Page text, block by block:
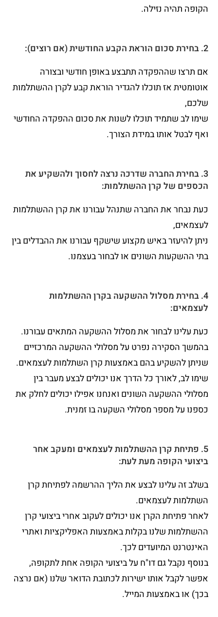
הקופה תהיה נזילה.
2. בחירת סכום הוראת הקבע החודשית (אם רוצים):
אם תרצו שההפקדה תתבצע באופן חודשי ובצורה
אוטומטית אז תוכלו להגדיר הוראת קבע לקרן ההשתלמות
שלכם,
שימו לב שתמיד תוכלו לשנות את סכום ההפקדה החודשי
ואף לבטל אותו במידת הצורך.
3. בחירת החברה שדרכה נרצה לחסוך ולהשקיע את
הכספים של קרן ההשתלמות:
כעת נבחר את החברה שתנהל עבורנו את קרן ההשתלמות
לעצמאים,
ניתן להיעזר באיש מקצוע שישקף עבורנו את ההבדלים בין
בתי ההשקעות השונים או לבחור בעצמנו.
4. בחירת מסלול ההשקעה בקרן ההשתלמות
לעצמאים:
כעת עלינו לבחור את מסלול ההשקעה המתאים עבורנו.
בהמשך הסקירה נפרט על מסלולי ההשקעה המרכזיים
שניתן להשקיע בהם באמצעות קרן השתלמות לעצמאים.
שימו לב, לאורך כל הדרך אנו יכולים לבצע מעבר בין
מסלולי ההשקעה השונים ואנחנו אפילו יכולים לחלק את
כספנו על מספר מסלולי השקעה בו זמנית.
5. פתיחת קרן ההשתלמות לעצמאים ומעקב אחר
ביצועי הקופה מעת לעת:
בשלב זה עלינו לבצע את הליך ההרשמה לפתיחת קרן
השתלמות לעצמאים.
לאחר פתיחת הקרן אנו יכולים לעקוב אחרי ביצועי קרן
ההשתלמות שלנו בקלות באמצעות האפליקציות ואתרי
האינטרנט המיועדים לכך.
בנוסף נקבל גם דו"ח על ביצועי הקופה אחת לתקופה,
אפשר לקבל אותו ישירות לכתובת הדואר שלנו (אם נרצה
בכך) או באמצעות המייל.